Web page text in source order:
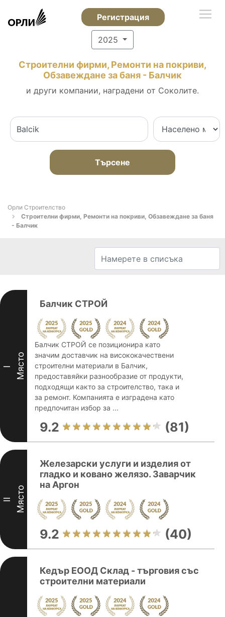
Регистрация
2025
Строителни фирми, Ремонти на покриви,
Обзавеждане за баня - Балчик
и други компании, наградени от Соколите.
Търсене
Орли Строителство
Строителни фирми, Ремонти на покриви, Обзавеждане за баня
- Балчик
I Място
Балчик СТРОЙ
Балчик СТРОЙ се позиционира като
значим доставчик на висококачествени
строителни материали в Балчик,
предоставяйки разнообразие от продукти,
подходящи както за строителство, така и
за ремонт. Компанията е изградена като
предпочитан избор за ...
9.2 (81)
II Място
Железарски услуги и изделия от
гладко и ковано желязо. Заварчик
на Аргон
9.2 (40)
Кедър ЕООД Склад - търговия със
строителни материали